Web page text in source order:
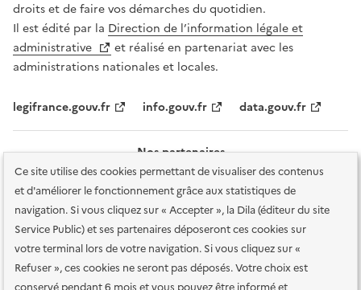
Ce site utilise des cookies permettant de visualiser des contenus
et d'améliorer le fonctionnement grâce aux statistiques de
navigation. Si vous cliquez sur « Accepter », la Dila (éditeur du site
Service Public) et ses partenaires déposeront ces cookies sur
votre terminal lors de votre navigation. Si vous cliquez sur «
Refuser », ces cookies ne seront pas déposés. Votre choix est
droits et de faire vos démarches du quotidien.
Il est édité par la Direction de l’information légale et
administrative
et réalisé en partenariat avec les
administrations nationales et locales.
legifrance.gouv.fr info.gouv.fr data.gouv.fr
Nos partenaires
Plan du site Accessibilité : totalement conforme
Accessibilité des
services en ligne Mentions légales Données personnelles et sécurité